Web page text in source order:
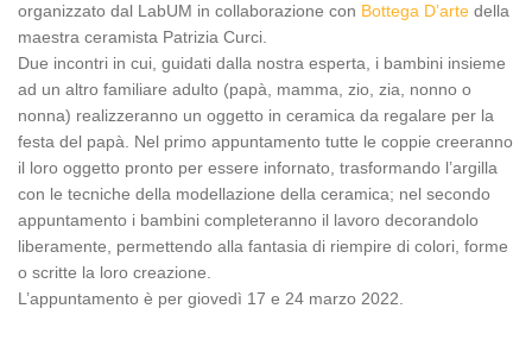
organizzato dal LabUM in collaborazione con Bottega D’arte della
maestra ceramista Patrizia Curci.
Due incontri in cui, guidati dalla nostra esperta, i bambini insieme
ad un altro familiare adulto (papà, mamma, zio, zia, nonno o
nonna) realizzeranno un oggetto in ceramica da regalare per la
festa del papà. Nel primo appuntamento tutte le coppie creeranno
il loro oggetto pronto per essere infornato, trasformando l’argilla
con le tecniche della modellazione della ceramica; nel secondo
appuntamento i bambini completeranno il lavoro decorandolo
liberamente, permettendo alla fantasia di riempire di colori, forme
o scritte la loro creazione.
L’appuntamento è per giovedì 17 e 24 marzo 2022.